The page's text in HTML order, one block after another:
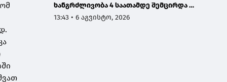
ხანგრძლივობა 4 საათამდე შემცირდა -
თბილისი-ბათუმი-თბილისის
13:43 • 6 აგვისტო, 2026